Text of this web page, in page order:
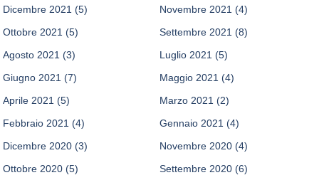
Dicembre 2021 (5) Novembre 2021 (4)
Ottobre 2021 (5) Settembre 2021 (8)
Agosto 2021 (3) Luglio 2021 (5)
Giugno 2021 (7) Maggio 2021 (4)
Aprile 2021 (5) Marzo 2021 (2)
Febbraio 2021 (4) Gennaio 2021 (4)
Dicembre 2020 (3) Novembre 2020 (4)
Ottobre 2020 (5) Settembre 2020 (6)